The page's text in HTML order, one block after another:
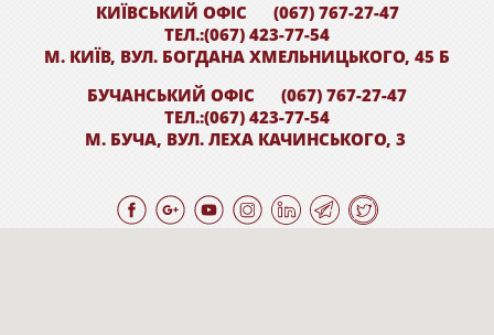
КИЇВСЬКИЙ ОФІС
(067) 767-27-47
ТЕЛ.:(067) 423-77-54
М. КИЇВ, ВУЛ. БОГДАНА ХМЕЛЬНИЦЬКОГО, 45 Б
БУЧАНСЬКИЙ ОФІС
(067) 767-27-47
ТЕЛ.:(067) 423-77-54
М. БУЧА, ВУЛ. ЛЕХА КАЧИНСЬКОГО, 3